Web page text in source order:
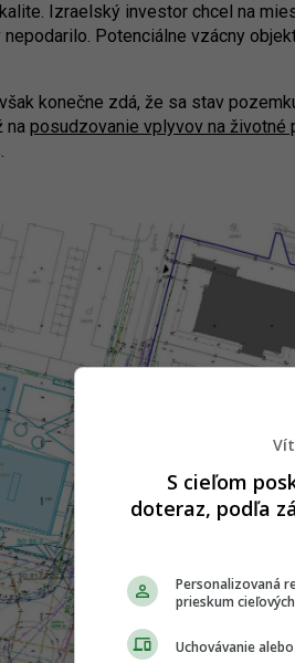
Izraelský investor chcel na
Potenciálne vzácny
konečne zdá, že sa stav
na posudzovanie vplyvov na životné
S cieľom
doteraz, podľa
Personalizovaná
prieskum
Uchovávanie